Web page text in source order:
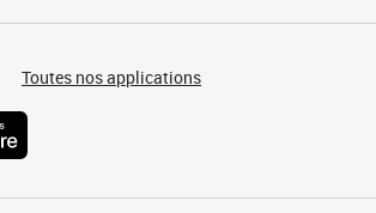
Toutes nos applications